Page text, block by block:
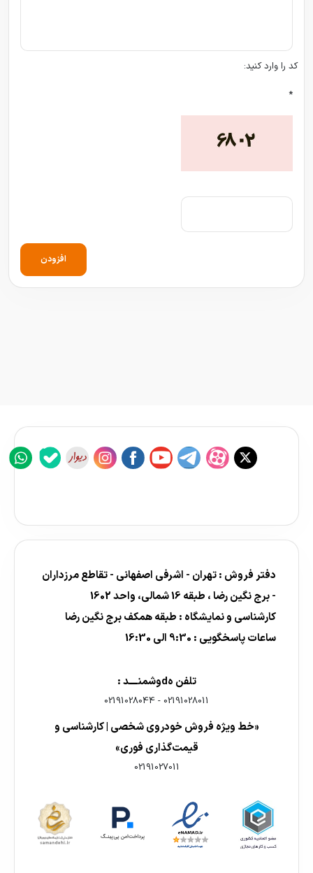
کد را وارد کنید:
*
افزودن
دفتر فروش : تهران - اشرفی اصفهانی - تقاطع مرزداران
- برج نگین رضا ، طبقه 16 شمالی، واحد 1602
کارشناسی و نمایشگاه : طبقه همکف برج نگین رضا
ساعات پاسخگویی : 9:30 الی 16:30
تلفن هdوشمنــــد :
02191028011
-
02191028044
«خط ویژه فروش خودروی شخصی | کارشناسی و
قیمت‌گذاری فوری»
02191027011